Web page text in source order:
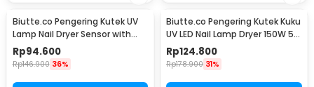
Biutte.co Pengering Kutek UV
Lamp Nail Dryer Sensor with
LCD Display - SUN X11 MAX
Rp94.600
Rp146.900 36%
Biutte.co Pengering Kutek Kuku
UV LED Nail Lamp Dryer 150W 57
LED - D9
Rp124.800
Rp178.900 31%